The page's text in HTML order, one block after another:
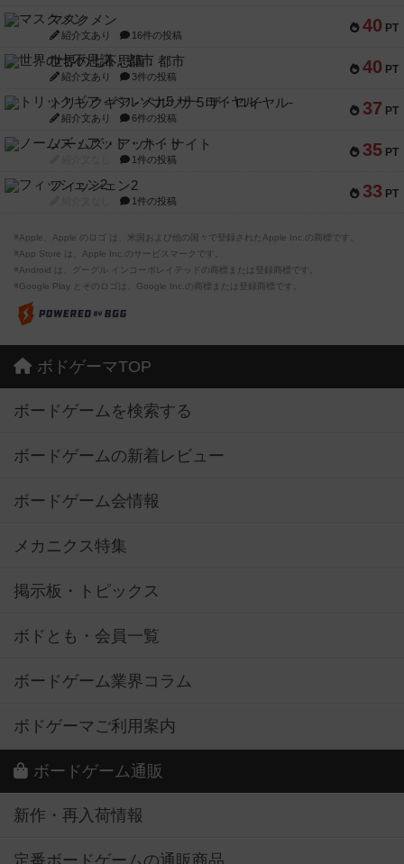
40 PT
マスクメン
紹介文あり 16件の投稿
40 PT
世界の七不思議：都市
紹介文あり 3件の投稿
37 PT
トリックギア - ペルソナ5 ザ・ロイヤル-
紹介文あり 6件の投稿
35 PT
ノームズ・アット・ナイト
1件の投稿
33 PT
フィッシェン2
1件の投稿
※Apple、Apple のロゴ は、米国および他の国々で登録されたApple Inc.の商標です。
※App Store は、Apple Inc.のサービスマークです。
※Android は、グーグル インコーポレイテッドの商標または登録商標です。
※Google Play とそのロゴは、Google Inc.の商標または登録商標です。
ボドゲーマTOP
ボードゲームを検索する
ボードゲームの新着レビュー
ボードゲーム会情報
メカニクス特集
掲示板・トピックス
ボドとも・会員一覧
ボードゲーム業界コラム
ボドゲーマご利用案内
ボードゲーム通販
新作・再入荷情報
定番ボードゲームの通販商品